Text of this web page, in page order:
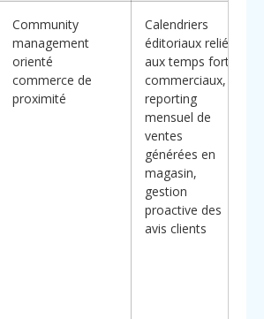
Community
management
orienté
commerce de
proximité
Calendriers
éditoriaux reliés
aux temps forts
commerciaux,
reporting
mensuel de
ventes
générées en
magasin,
gestion
proactive des
avis clients